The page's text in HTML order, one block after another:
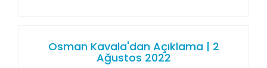
Osman Kavala'dan Açıklama | 2
Ağustos 2022